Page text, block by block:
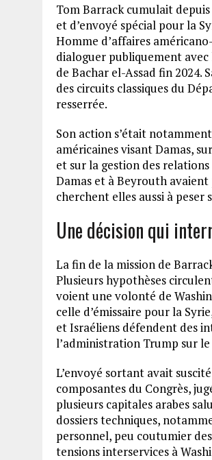
Tom Barrack cumulait
et d’envoyé spécial pour la
Homme d’affaires
dialoguer publiquement
de Bachar el-Assad fin
des circuits classiques du
resserrée.
Son action s’était
américaines visant Damas,
et sur la gestion des
Damas et à Beyrouth
cherchent elles aussi à
Une décision qui
La fin de la mission de
Plusieurs hypothèses
voient une volonté de
celle d’émissaire pour la
et Israéliens défendent des
l’administration Trump sur
L’envoyé sortant avait
composantes du Congrès,
plusieurs capitales arabes
dossiers techniques,
personnel, peu coutumier
tensions interservices à